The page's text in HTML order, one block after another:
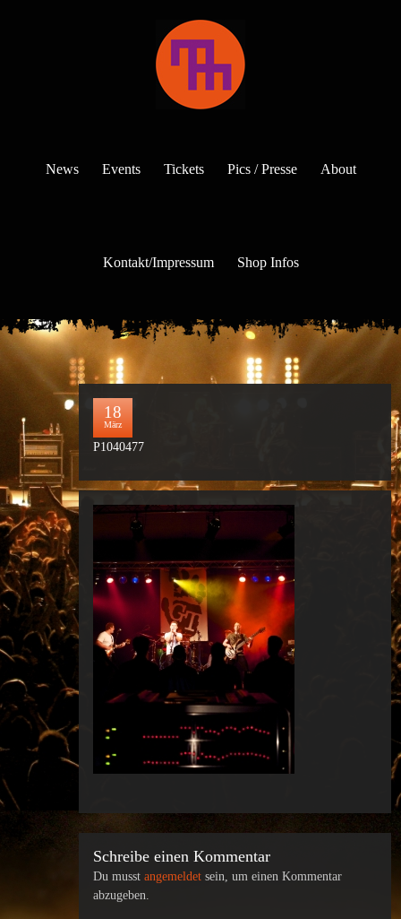
News Events Tickets Pics / Presse About
Kontakt/Impressum Shop Infos
18
März
P1040477
Schreibe einen Kommentar
Du musst angemeldet sein, um einen Kommentar
abzugeben.